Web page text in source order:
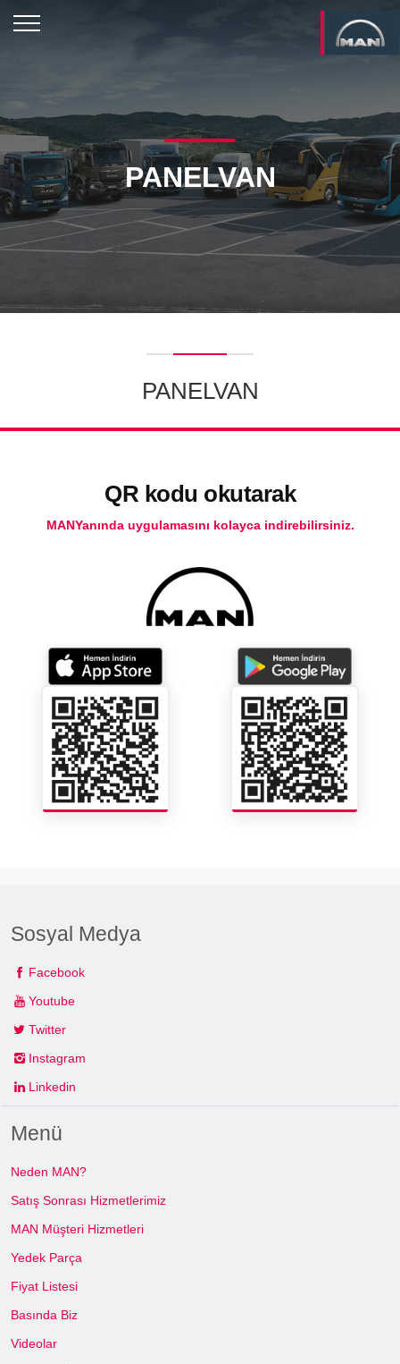
PANELVAN
PANELVAN
QR kodu okutarak
MANYanında uygulamasını kolayca indirebilirsiniz.
Sosyal Medya
Facebook
Youtube
Twitter
Instagram
Linkedin
Menü
Neden MAN?
Satış Sonrası Hizmetlerimiz
MAN Müşteri Hizmetleri
Yedek Parça
Fiyat Listesi
Basında Biz
Videolar